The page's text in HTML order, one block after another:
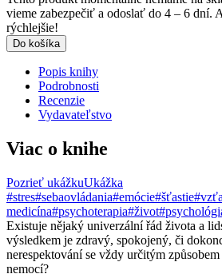
vieme zabezpečiť a odoslať do 4 – 6 dní.
rýchlejšie!
Do košíka
Popis knihy
Podrobnosti
Recenzie
Vydavateľstvo
Viac o knihe
Pozrieť ukážkuUkážka
#stres#sebaovládania#emócie#šťastie
medicína#psychoterapia#život
Existuje nějaký univerzální řád života a
výsledkem je zdravý, spokojený, či
nerespektování se vždy určitým
nemocí?